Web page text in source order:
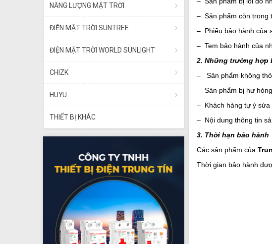
NĂNG LƯỢNG MẶT TRỜI
ĐIỆN MẶT TRỜI SUNTREE
ĐIỆN MẶT TRỜI WORLD SUNLIGHT
CHIZK
HUYU
THIẾT BỊ KHÁC
– Sản phẩm còn trong
– Phiếu bảo hành của
– Tem bảo hành của
2. Những trường hợp
– Sản phẩm không
– Sản phẩm bị hư
– Khách hàng tự ý sửa
– Nội dung thông tin
3. Thời hạn bảo hành
Các sản phẩm của
Thời gian bảo hành